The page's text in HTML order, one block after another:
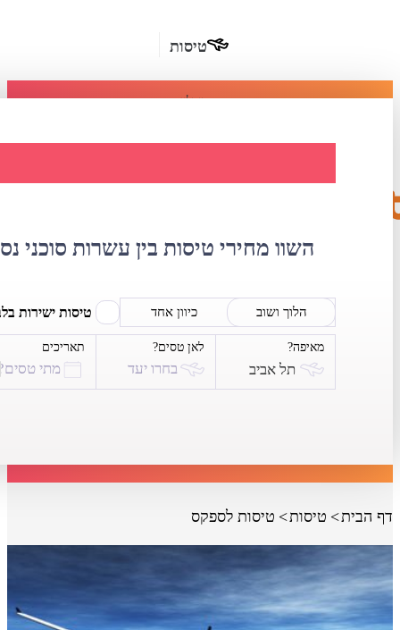
טיסות
מומלץ
בחו"ל
השכרת
רכב
השוו מחירי טיסות בין עשרות סוכני
הלוך ושוב כיוון אחד טיסות ישירות
מאיפה?
תל אביב
לאן טסים?
בחרו יעד
תאריכים
מתי
דף הבית טיסות טיסות לספקס